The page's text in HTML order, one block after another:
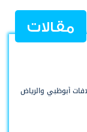
مقالات
أبوظبي والرياض